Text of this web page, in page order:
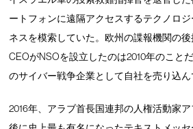
ートフォンに遠隔アクセスするテクノロ
ネスを模索していた。欧州の諜報機関の
CEOがNSOを設立したのは2010年のこと
のサイバー戦争企業として自社を売り込ん
2016年、アラブ首長国連邦の人権活動家ア